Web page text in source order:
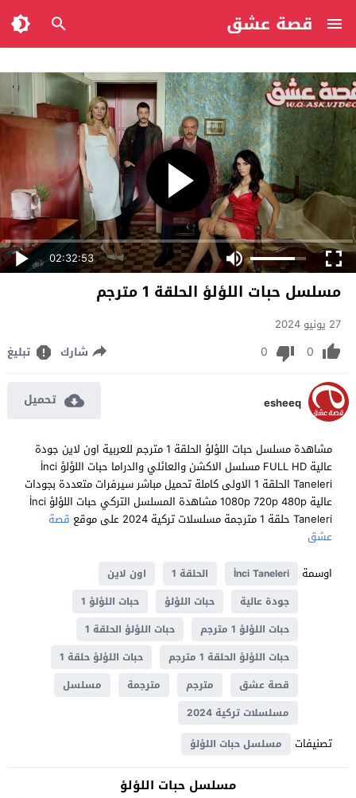
قصة عشق
02:32:53
مسلسل حبات اللؤلؤ الحلقة 1 مترجم
27 يونيو 2024
0
0 شارك تبليغ
esheeq تحميل
مشاهدة مسلسل حبات اللؤلؤ الحلقة 1 مترجم للعربية اون لاين جودة
عالية FULL HD مسلسل الاكشن والعائلي والدراما حبات اللؤلؤ İnci
Taneleri الحلقة 1 الاولى كاملة تحميل مباشر سيرفرات متعددة بجودات
عالية 1080p 720p 480p مشاهدة المسلسل التركي حبات اللؤلؤ İnci
Taneleri حلقة 1 مترجمة مسلسلات تركية 2024 على موقع
قصة
عشق
اوسمة
İnci Taneleri الحلقة 1
اون لاين
جودة عالية
حبات اللؤلؤ
حبات اللؤلؤ 1
حبات اللؤلؤ 1 مترجم
حبات اللؤلؤ الحلقة 1
حبات اللؤلؤ الحلقة 1 مترجم
حبات اللؤلؤ حلقة 1
قصة عشق
مترجم مترجمة
مسلسل
مسلسلات تركية 2024
تصنيفات مسلسل حبات اللؤلؤ
مسلسل حبات اللؤلؤ